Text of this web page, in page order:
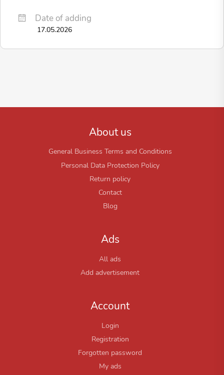
Date of adding
17.05.2026
About us
General Business Terms and Conditions
Personal Data Protection Policy
Return policy
Contact
Blog
Ads
All ads
Add advertisement
Account
Login
Registration
Forgotten password
My ads